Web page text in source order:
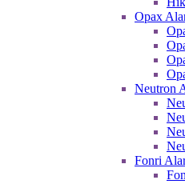
Opax
Neutron
Fonri